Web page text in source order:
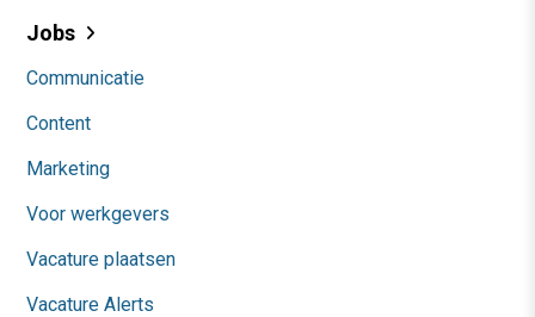
Jobs
Communicatie
Content
Marketing
Voor werkgevers
Vacature plaatsen
Vacature Alerts